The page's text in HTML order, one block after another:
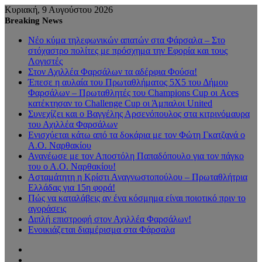
Κυριακή, 9 Αυγούστου 2026
Breaking News
Νέο κύμα τηλεφωνικών απατών στα Φάρσαλα – Στο
στόχαστρο πολίτες με πρόσχημα την Εφορία και τους
Λογιστές
Στον Αχιλλέα Φαρσάλων τα αδέρφια Φούσα!
Έπεσε η αυλαία του Πρωταθλήματος 5Χ5 του Δήμου
Φαρσάλων – Πρωταθλητές του Champions Cup οι Aces
κατέκτησαν το Challenge Cup οι Άμπαλοι United
Συνεχίζει και ο Βαγγέλης Αρσενόπουλος στα κιτρινόμαυρα
του Αχιλλέα Φαρσάλων
Ενισχύεται κάτω από τα δοκάρια με τον Φώτη Γκατζανά ο
Α.Ο. Ναρθακίου
Ανανέωσε με τον Αποστόλη Παπαδόπουλο για τον πάγκο
του ο Α.Ο. Ναρθακίου!
Ασταμάτητη η Κρίστι Αναγνωστοπούλου – Πρωταθλήτρια
Ελλάδας για 15η φορά!
Πώς να καταλάβεις αν ένα κόσμημα είναι ποιοτικό πριν το
αγοράσεις
Διπλή επιστροφή στον Αχιλλέα Φαρσάλων!
Ενοικιάζεται διαμέρισμα στα Φάρσαλα